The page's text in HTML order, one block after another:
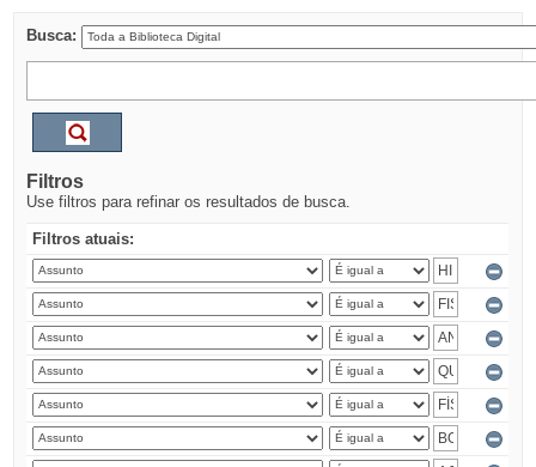
Busca:
Filtros
Use filtros para refinar os resultados de busca.
Filtros atuais: